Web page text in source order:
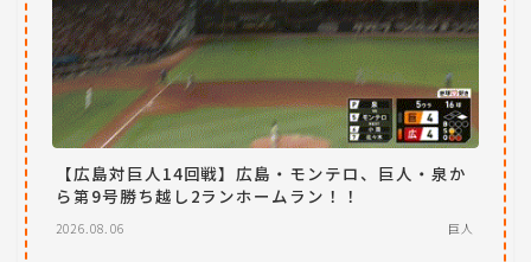
【広島対巨人14回戦】広島・モンテロ、巨人・泉か
ら第9号勝ち越し2ランホームラン！！
2026.08.06 巨人